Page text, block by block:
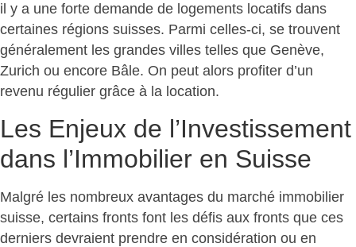
il y a une forte demande de logements locatifs dans
certaines régions suisses. Parmi celles-ci, se trouvent
généralement les grandes villes telles que Genève,
Zurich ou encore Bâle. On peut alors profiter d’un
revenu régulier grâce à la location.
Les Enjeux de l’Investissement
dans l’Immobilier en Suisse
Malgré les nombreux avantages du marché immobilier
suisse, certains fronts font les défis aux fronts que ces
derniers devraient prendre en considération ou en